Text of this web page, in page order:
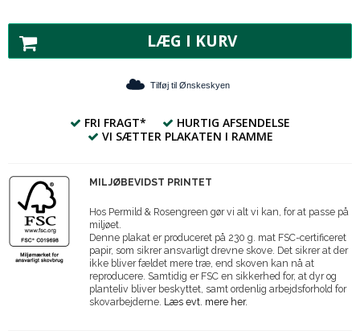
LÆG I KURV
Tilføj til Ønskeskyen
FRI FRAGT*
HURTIG AFSENDELSE
VI SÆTTER PLAKATEN I RAMME
MILJØBEVIDST PRINTET
Hos Permild & Rosengreen gør vi alt vi kan, for at passe på
miljøet.
Denne plakat er produceret på 230 g. mat FSC-certificeret
papir, som sikrer ansvarligt drevne skove. Det sikrer at der
ikke bliver fældet mere træ, end skoven kan nå at
reproducere. Samtidig er FSC en sikkerhed for, at dyr og
planteliv bliver beskyttet, samt ordenlig arbejdsforhold for
skovarbejderne. Læs evt. mere her.